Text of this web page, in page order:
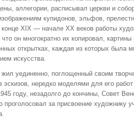
аллегории, расписывал церкви и
купидонов, эльфов,
XIX — начале XX веков работы
он многократно их копировал,
открытках, каждая из которых была
искусства.
уединенно, поглощенный своим
эскизов, нередко моделями для его
году, незадолго до кончины, Совет
проголосовал за присвоение художнику